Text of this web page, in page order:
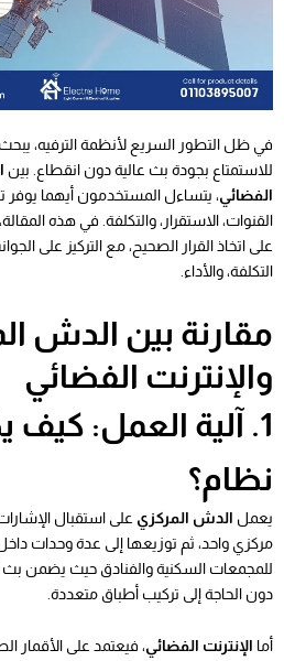
في ظل التطور السريع لأنظمة الترفيه،
للاستمتاع بجودة بث عالية دون انقطاع. بين
الفضائي، يتساءل المستخدمون أيهما
القنوات، الاستقرار، والتكلفة. في هذه
على اتخاذ القرار الصحيح، مع التركيز على
التكلفة، والأداء.
مقارنة بين الدش
والإنترنت الفضائي
1. آلية العمل:
نظام؟
يعمل الدش المركزي على استقبال
مركزي واحد، ثم توزيعها إلى عدة وحدات
للمجمعات السكنية والفنادق حيث يضمن بث
دون الحاجة إلى تركيب أطباق متعددة.
أما الإنترنت الفضائي، فيعتمد على الأقمار